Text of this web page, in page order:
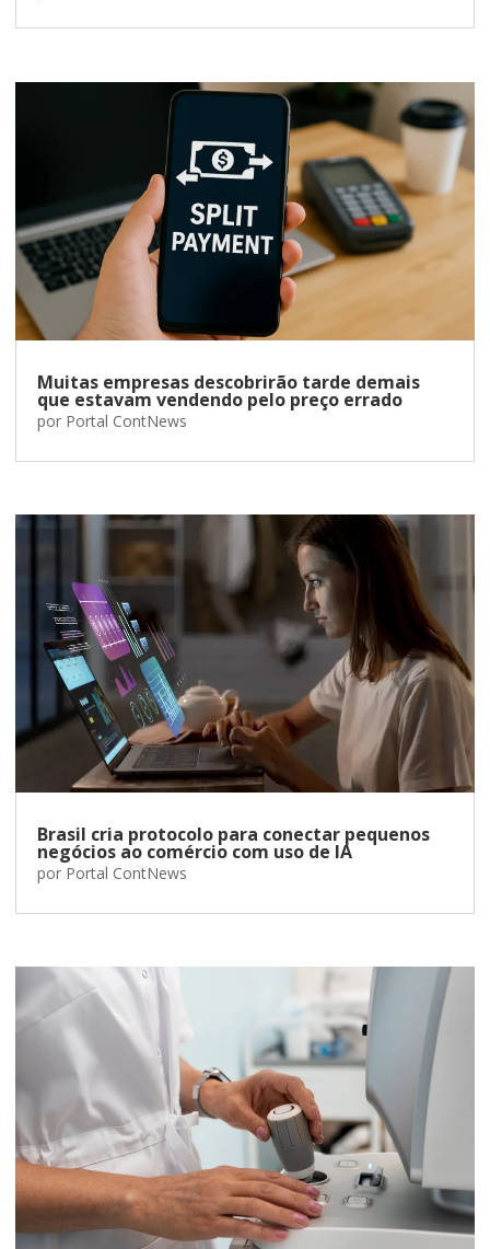
Muitas empresas descobrirão tarde demais
que estavam vendendo pelo preço errado
por Portal ContNews
Brasil cria protocolo para conectar pequenos
negócios ao comércio com uso de IA
por Portal ContNews